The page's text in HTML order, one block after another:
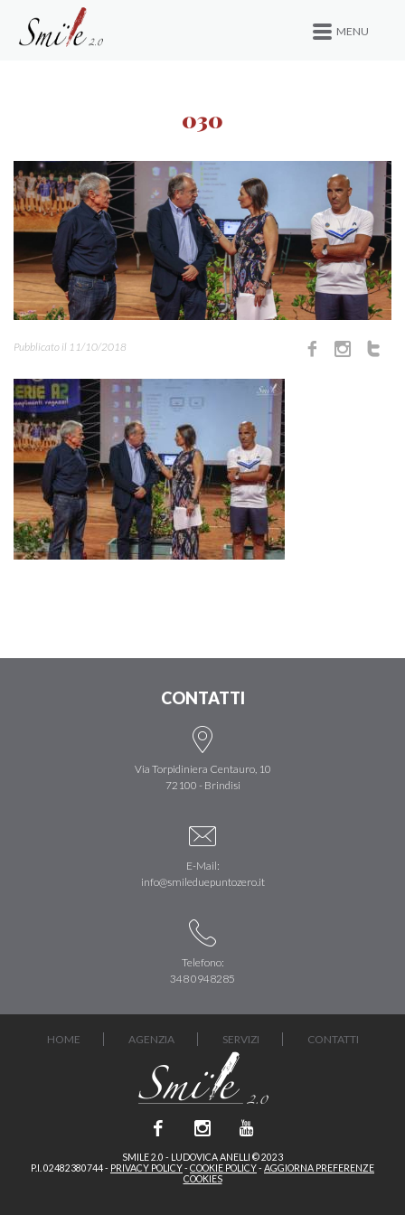
MENU
030
Pubblicato il 11/10/2018
CONTATTI
Via Torpidiniera Centauro, 10
72100 - Brindisi
E-Mail:
info@smileduepuntozero.it
Telefono:
348 0948285
HOME AGENZIA SERVIZI CONTATTI
SMILE 2.0 - LUDOVICA ANELLI © 2023
P.I. 02482380744 - PRIVACY POLICY- COOKIE POLICY- AGGIORNA PREFERENZE
COOKIES